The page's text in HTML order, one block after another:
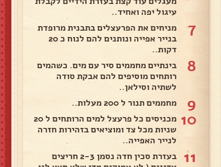
עיגול יפה ואחיד..
7
מניחים את הפרעצלים בתבנית מרופדת
בנייר אפייה ונותנים להם לנוח כ 20
דקות..
8
בינתיים מחממים סיר עם מים. כשהמים
רותחים מוסיפים להם אבקת סודה
לשתיה וסילאן..
9 מחממים תנור ל 200 מעלות..
10
מכניסים כל פרעצל למים הרותחים ל 20
שניות מכל צד ומוציאים בזהירות חזרה
לנייר האפייה..
11
בעזרת סכין חדה נסמן 2-3 חריצים